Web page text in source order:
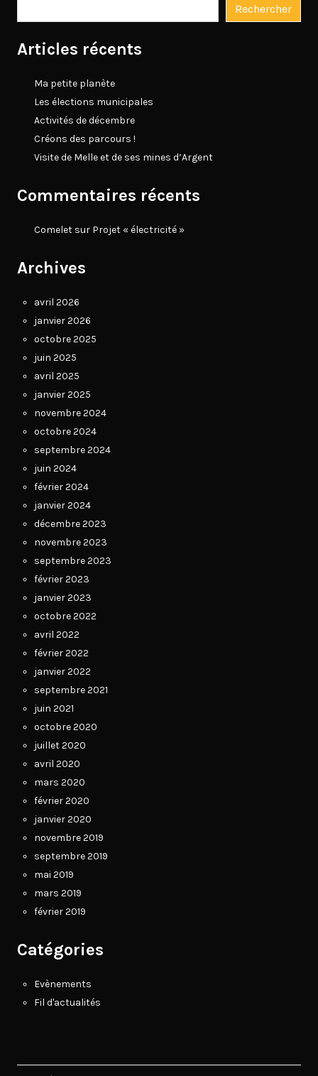
Rechercher
Articles récents
Ma petite planète
Les élections municipales
Activités de décembre
Créons des parcours !
Visite de Melle et de ses mines d’Argent
Commentaires récents
Comelet sur Projet « électricité »
Archives
avril 2026
janvier 2026
octobre 2025
juin 2025
avril 2025
janvier 2025
novembre 2024
octobre 2024
septembre 2024
juin 2024
février 2024
janvier 2024
décembre 2023
novembre 2023
septembre 2023
février 2023
janvier 2023
octobre 2022
avril 2022
février 2022
janvier 2022
septembre 2021
juin 2021
octobre 2020
juillet 2020
avril 2020
mars 2020
février 2020
janvier 2020
novembre 2019
septembre 2019
mai 2019
mars 2019
février 2019
Catégories
Evènements
Fil d'actualités